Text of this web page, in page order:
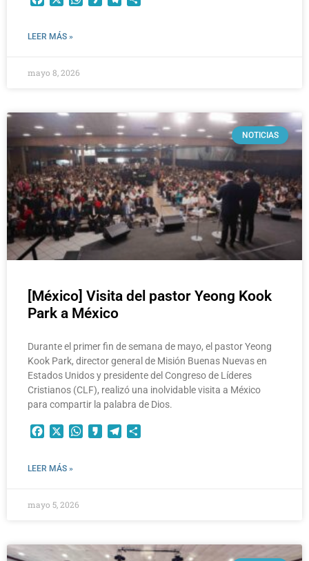
LEER MÁS »
mayo 8, 2026
NOTICIAS
[México] Visita del pastor Yeong Kook
Park a México
Durante el primer fin de semana de mayo, el pastor Yeong
Kook Park, director general de Misión Buenas Nuevas en
Estados Unidos y presidente del Congreso de Líderes
Cristianos (CLF), realizó una inolvidable visita a México
para compartir la palabra de Dios.
FacebookWhatsApp
KakaoTelegram
LEER MÁS »
mayo 5, 2026